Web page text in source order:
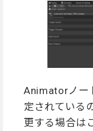
Animatorノー
定されている
更する場合は